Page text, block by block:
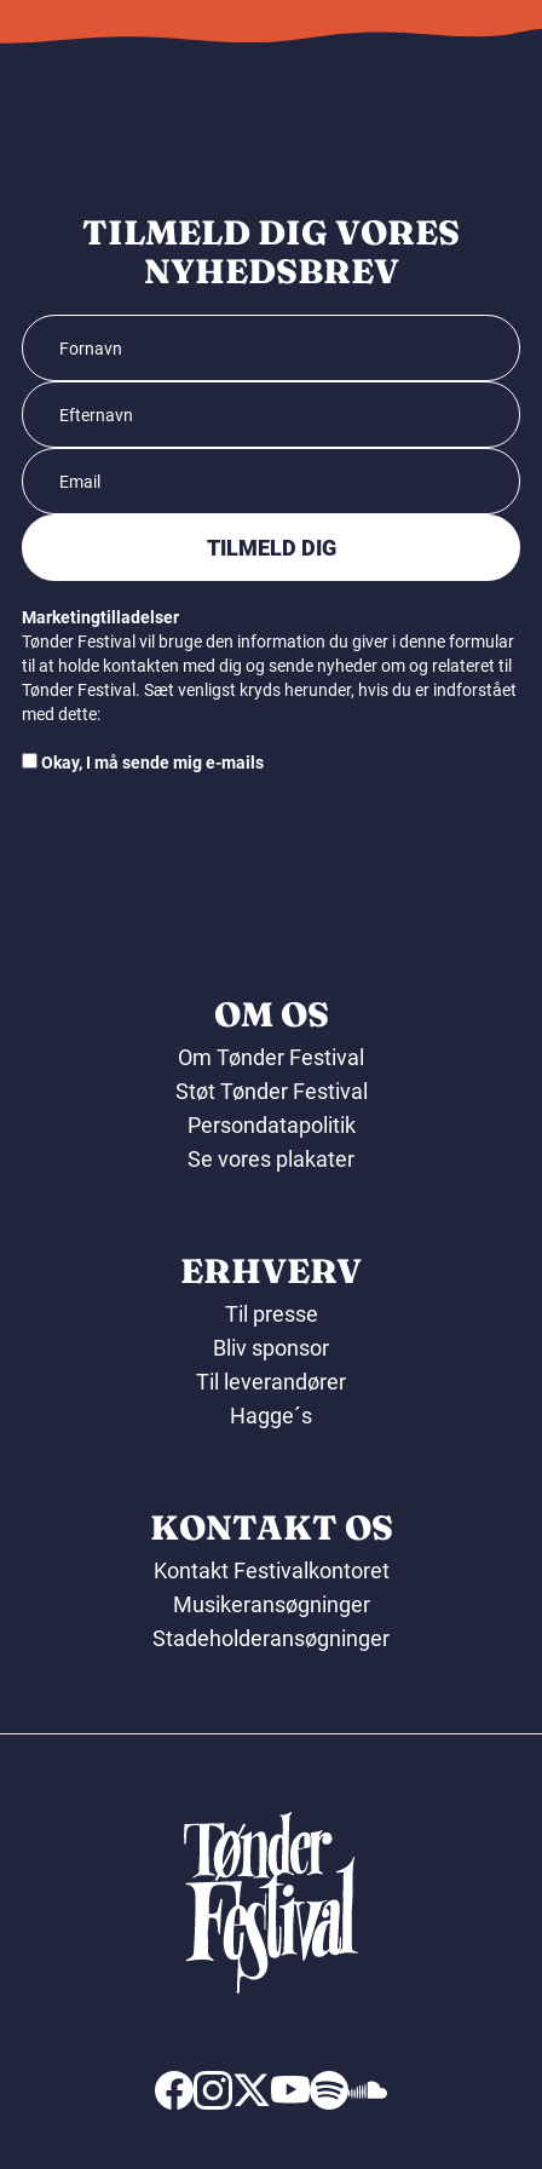
TILMELD DIG VORES
NYHEDSBREV
TILMELD DIG
Marketingtilladelser
Tønder Festival vil bruge den information du giver i denne formular
til at holde kontakten med dig og sende nyheder om og relateret til
Tønder Festival. Sæt venligst kryds herunder, hvis du er indforstået
med dette:
Okay, I må sende mig e-mails
OM OS
Om Tønder Festival
Støt Tønder Festival
Persondatapolitik
Se vores plakater
ERHVERV
Til presse
Bliv sponsor
Til leverandører
Hagge´s
KONTAKT OS
Kontakt Festivalkontoret
Musikeransøgninger
Stadeholderansøgninger